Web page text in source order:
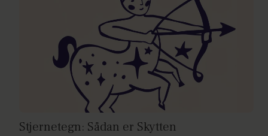
Stjernetegn: Sådan er Skytten